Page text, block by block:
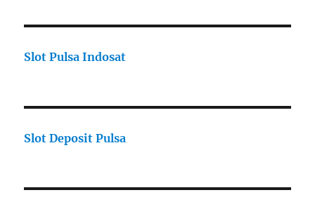
Slot Pulsa Indosat
Slot Deposit Pulsa